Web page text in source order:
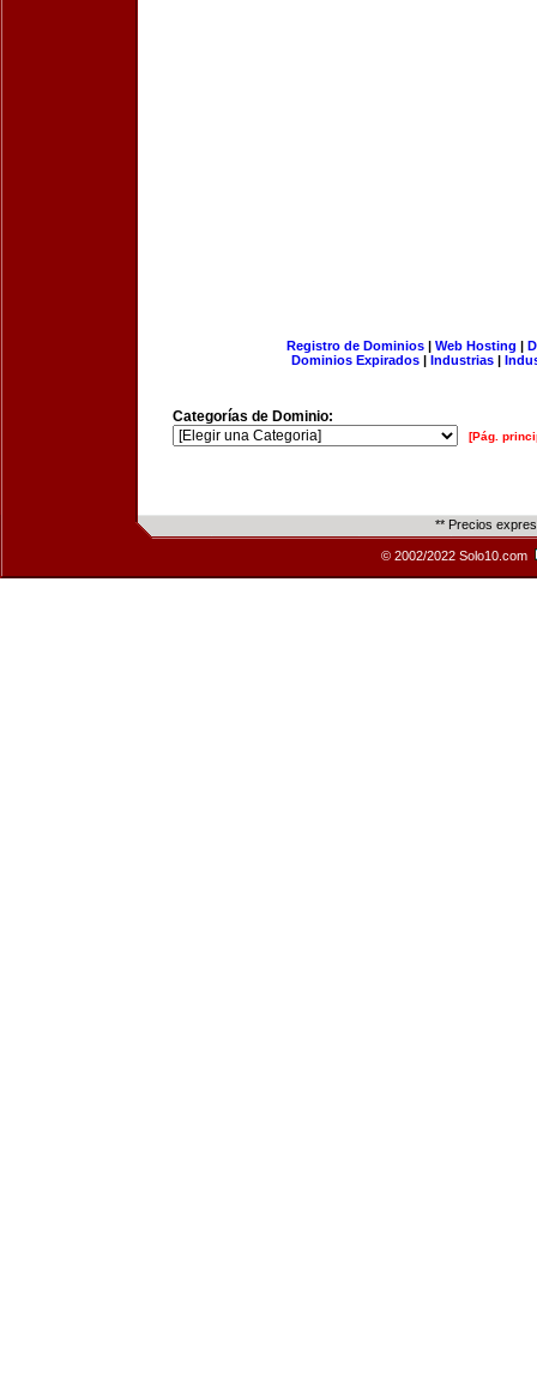
Registro de Dominios| Web Hosting |
Dominios Expirados | Industrias |
Categorías de Dominio:
[Pág.
** Precios
© 2002/2022 Solo10.com